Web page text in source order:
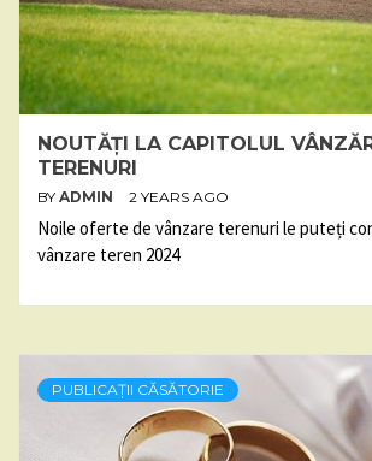
NOUTĂȚI LA CAPITOLUL
TERENURI
BY ADMIN 2 YEARS AGO
Noile oferte de vânzare terenuri le puteți
vânzare teren 2024
PUBLICAȚII CĂSĂTORIE